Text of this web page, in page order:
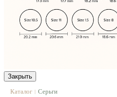
Закрыть
Каталог | Серьги